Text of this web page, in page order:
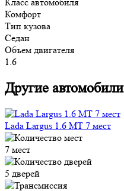
Комфорт
Тип кузова
Седан
Объем двигателя
1.6
Другие автомобили
Lada Largus 1.6 MT 7 мест
7 мест
5 дверей